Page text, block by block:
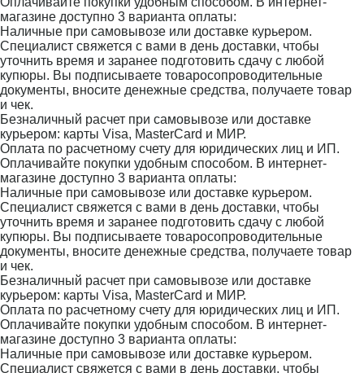
магазине доступно 3 варианта оплаты:
Наличные при самовывозе или доставке курьером.
Специалист свяжется с вами в день доставки, чтобы
уточнить время и заранее подготовить сдачу с любой
купюры. Вы подписываете товаросопроводительные
документы, вносите денежные средства, получаете товар
и чек.
Безналичный расчет при самовывозе или доставке
курьером: карты Visa, MasterCard и МИР.
Оплата по расчетному счету для юридических лиц и ИП.
Оплачивайте покупки удобным способом. В интернет-
магазине доступно 3 варианта оплаты:
Наличные при самовывозе или доставке курьером.
Специалист свяжется с вами в день доставки, чтобы
уточнить время и заранее подготовить сдачу с любой
купюры. Вы подписываете товаросопроводительные
документы, вносите денежные средства, получаете товар
и чек.
Безналичный расчет при самовывозе или доставке
курьером: карты Visa, MasterCard и МИР.
Оплата по расчетному счету для юридических лиц и ИП.
Оплачивайте покупки удобным способом. В интернет-
магазине доступно 3 варианта оплаты:
Наличные при самовывозе или доставке курьером.
Специалист свяжется с вами в день доставки, чтобы